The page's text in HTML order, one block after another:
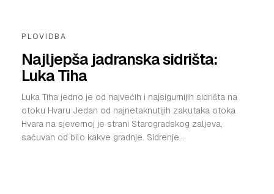
PLOVIDBA
Najljepša jadranska sidrišta:
Luka Tiha
Luka Tiha jedno je od najvećih i najsigurnijih sidrišta na
otoku Hvaru Jedan od najnetaknutijih zakutaka otoka
Hvara na sjevernoj je strani Starogradskog zaljeva,
sačuvan od bilo kakve gradnje. Sidrenje...